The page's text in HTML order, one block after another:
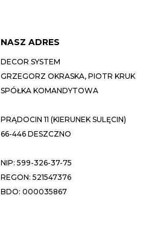
NASZ ADRES
DECOR SYSTEM
GRZEGORZ OKRASKA, PIOTR KRUK
SPÓŁKA KOMANDYTOWA
PRĄDOCIN 11 (KIERUNEK SULĘCIN)
66-446 DESZCZNO
NIP: 599-326-37-75
REGON: 521547376
BDO: 000035867